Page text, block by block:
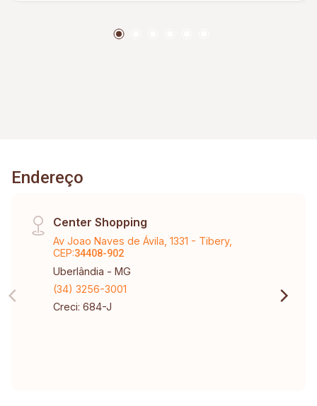
Endereço
Center Shopping
Av Joao Naves de Ávila, 1331 - Tibery,
CEP:34408-902
Uberlândia - MG
(34) 3256-3001
Creci: 684-J